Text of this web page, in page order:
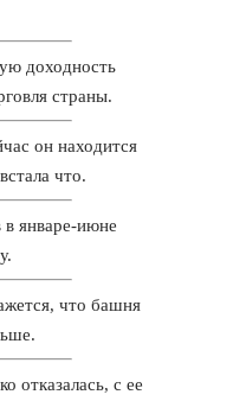
доходность
страны.
он находится
что.
в январе-июне
что башня
отказалась, с ее